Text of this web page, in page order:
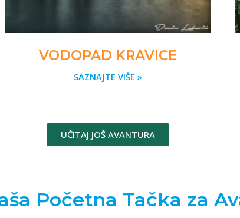
VODOPAD KRAVICE
SAZNAJTE VIŠE »
UČITAJ JOŠ AVANTURA
Početna Tačka za